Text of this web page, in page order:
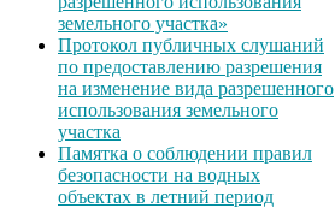
земельного участка»
Протокол публичных слушаний
по предоставлению разрешения
на изменение вида разрешенного
использования земельного
участка
Памятка о соблюдении правил
безопасности на водных
объектах в летний период